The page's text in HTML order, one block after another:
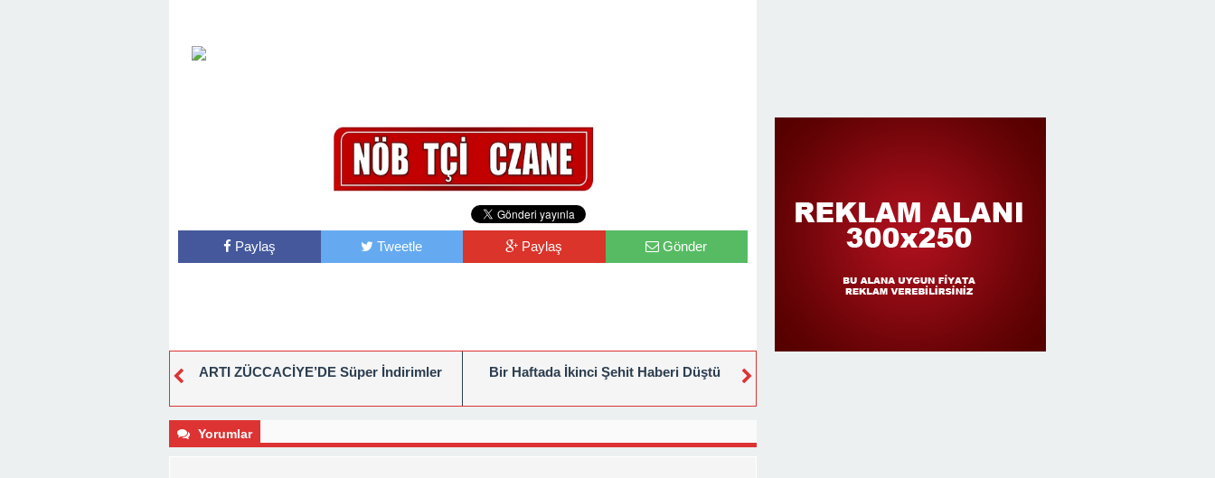
Paylaş Tweetle Paylaş Gönder
ARTI ZÜCCACİYE’DE Süper İndirimler Bir Haftada İkinci Şehit Haberi Düştü
Yorumlar